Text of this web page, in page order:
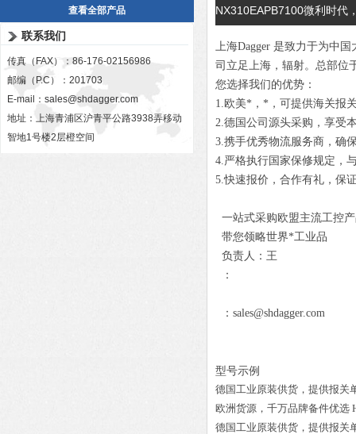
查看全部产品
联系我们
传真（FAX）：86-176-02156986
邮编（P.C）：201703
E-mail： sales@shdagger.com
地址：上海青浦区沪青平公路3938弄移动
智地1号楼2层橙空间
NX310EAPB7100微利时代
上海Dagger 是致力于为中
司立足上海，辐射。总部位
您选择我们的优势：
1.欧美*，*，可提供海关报
2.德国公司源头采购，享受
3.携手优秀物流服务商，确
4.严格执行国家保修规定，
5.快速报价，合作有礼，保
一站式采购欧盟主流工控
带您领略世界*工业品
负责人：王
：
：sales@shdagger.com
型号示例
德国工业原装供货，提供报关
欧洲货源，千万品牌备件优选
德国工业原装供货，提供报关